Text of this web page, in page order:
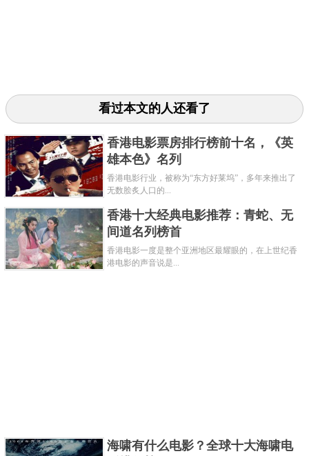
加「星际异攻队」的组合是自《复仇者联盟：终局之
战》后，漫威最多大咖角色合作的电影，塔伊加维迪
提执导，会在为漫威写下另个超级英雄电影的高度？
而演员娜塔莉波曼的回归，并演出要角女雷神，加上
克里斯汀贝尔饰演反派屠神者格尔，绝对是看点。
关键字：电影
看过本文的人还看了
香港电影票房排行榜前十名，《英
雄本色》名列
香港电影行业，被称为“东方好莱坞”，多年来推出了
无数脍炙人口的...
香港十大经典电影推荐：青蛇、无
间道名列榜首
香港电影一度是整个亚洲地区最耀眼的，在上世纪香
港电影的声音说是...
海啸有什么电影？全球十大海啸电